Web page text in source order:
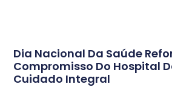
Dia Nacional Da Saúde
Compromisso Do Hospital
Cuidado Integral